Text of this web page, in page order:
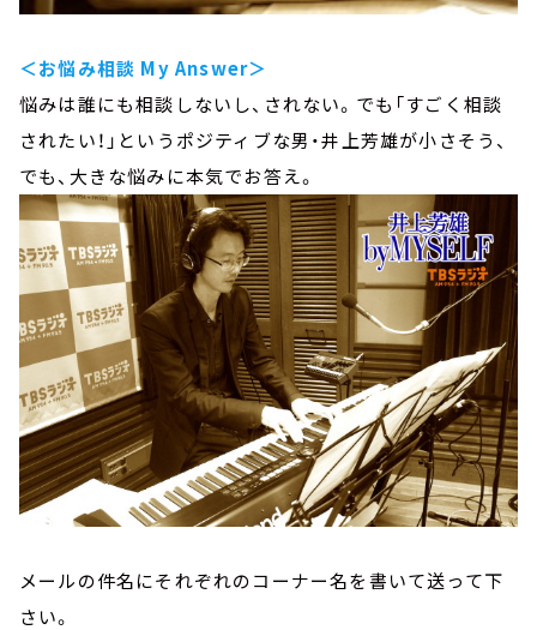
＜お悩み相談 My Answer＞
悩みは誰にも相談しないし、されない。でも「すごく相談
されたい！」というポジティブな男・井上芳雄が小さそう、
でも、大きな悩みに本気でお答え。
メールの件名にそれぞれのコーナー名を書いて送って下
さい。